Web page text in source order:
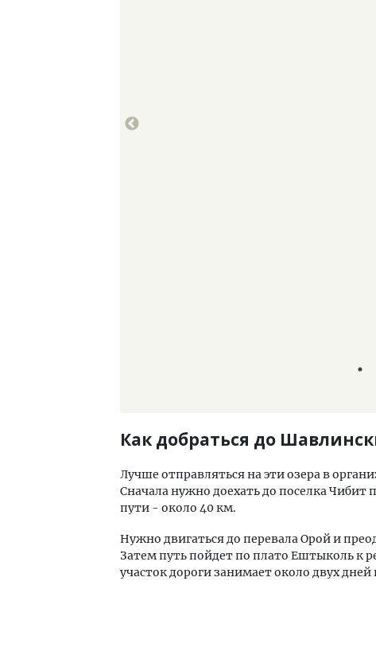
Как добраться до
Лучше отправляться на эти озера в
Сначала нужно доехать до поселка Чибит
пути - около 40 км.
Нужно двигаться до перевала Орой и
Затем путь пойдет по плато Ештыколь к
участок дороги занимает около двух